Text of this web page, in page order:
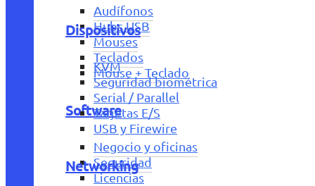
Audífonos
Hubs USB
Mouses
Teclados
Mouse + Teclado
Software
Negocio y oficinas
Seguridad
Licencias
Dispositivos
KVM
Seguridad biométrica
Serial / Parallel
Tarjetas E/S
USB y Firewire
Networking